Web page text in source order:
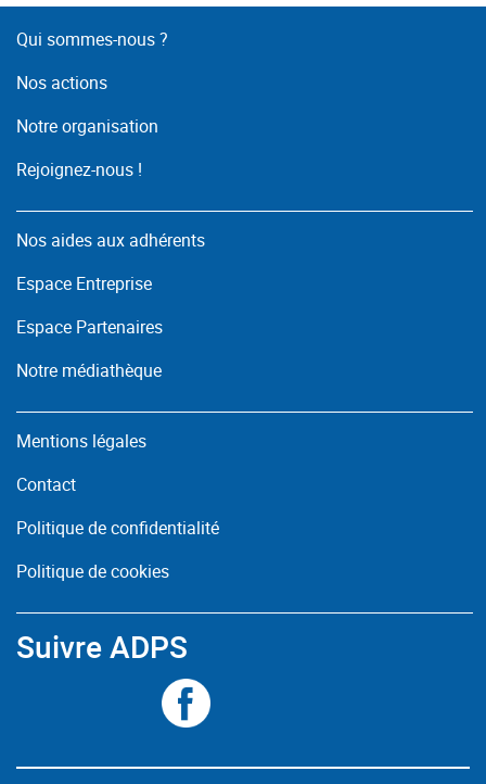
Qui sommes-nous ?
Nos actions
Notre organisation
Rejoignez-nous !
Nos aides aux adhérents
Espace Entreprise
Espace Partenaires
Notre médiathèque
Mentions légales
Contact
Politique de confidentialité
Politique de cookies
Suivre ADPS